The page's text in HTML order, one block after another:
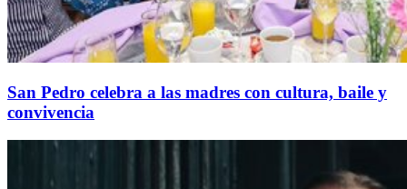
San Pedro celebra a las madres con cultura, baile y
convivencia